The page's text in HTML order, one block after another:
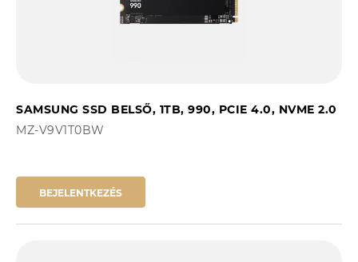
SAMSUNG SSD BELSŐ, 1TB, 990, PCIE 4.0, NVME 2.0
MZ-V9V1T0BW
BEJELENTKEZÉS